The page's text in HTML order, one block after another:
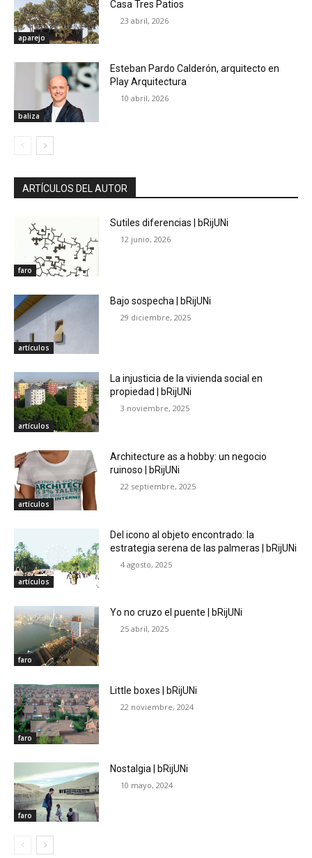
aparejo
Casa Tres Patios
23 abril, 2026
baliza
Esteban Pardo Calderón, arquitecto en
Play Arquitectura
10 abril, 2026
ARTÍCULOS DEL AUTOR
faro
Sutiles diferencias | bRijUNi
12 junio, 2026
artículos
Bajo sospecha | bRijUNi
29 diciembre, 2025
artículos
La injusticia de la vivienda social en
propiedad | bRijUNi
3 noviembre, 2025
artículos
Architecture as a hobby: un negocio
ruinoso | bRijUNi
22 septiembre, 2025
artículos
Del icono al objeto encontrado: la
estrategia serena de las palmeras | bRijUNi
4 agosto, 2025
faro
Yo no cruzo el puente | bRijUNi
25 abril, 2025
faro
Little boxes | bRijUNi
22 noviembre, 2024
faro
Nostalgia | bRijUNi
10 mayo, 2024